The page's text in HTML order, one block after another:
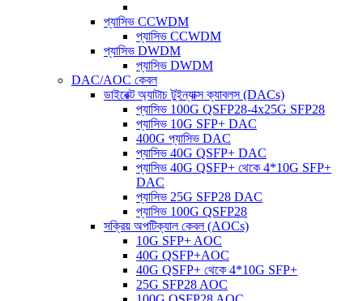
প্যাসিভ CCWDM
প্যাসিভ CCWDM
প্যাসিভ DWDM
প্যাসিভ DWDM
DAC/AOC কেবল
ডাইরেক্ট অ্যাটাচ টুইন্যাক্স ক্যাবলস (DACs)
প্যাসিভ 100G QSFP28-4x25G SFP28
প্যাসিভ 10G SFP+ DAC
400G প্যাসিভ DAC
প্যাসিভ 40G QSFP+ DAC
প্যাসিভ 40G QSFP+ থেকে 4*10G SFP+
DAC
প্যাসিভ 25G SFP28 DAC
প্যাসিভ 100G QSFP28
সক্রিয় অপটিক্যাল কেবল (AOCs)
10G SFP+ AOC
40G QSFP+AOC
40G QSFP+ থেকে 4*10G SFP+
25G SFP28 AOC